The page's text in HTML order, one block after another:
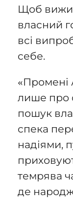
Щоб
власний
всі
себе.
«Промені
лише про
пошук
спека
надіями,
темрява
де